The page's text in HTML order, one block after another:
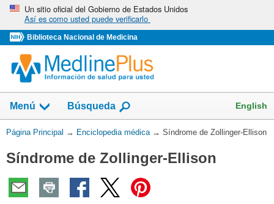
Omita
vaya
al
Contenido
Un sitio oficial del Gobierno de Estados Unidos
Así es como usted puede verificarlo
Biblioteca Nacional de Medicina
Menú Búsqueda English
Usted
aquí:
Página Principal → Enciclopedia médica → Síndrome de Zollinger-Ellison
Síndrome de Zollinger-Ellison